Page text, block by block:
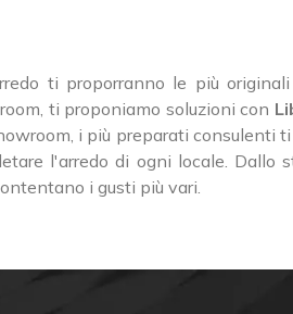
ti proporranno le più
ti proponiamo soluzioni con
i più preparati
l'arredo di ogni locale. Dallo
i gusti più vari.